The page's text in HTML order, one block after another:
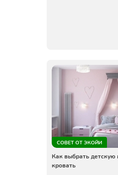
СОВЕТ ОТ ЭКОЙИ
Как выбрать детскую
кровать